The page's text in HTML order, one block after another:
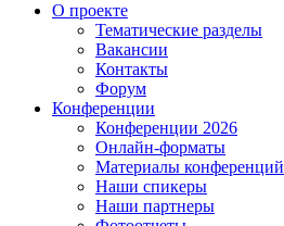
О проекте
Тематические разделы
Вакансии
Контакты
Форум
Конференции
Конференции 2026
Онлайн-форматы
Материалы конференций
Наши спикеры
Наши партнеры